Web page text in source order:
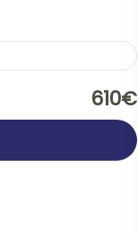
610€